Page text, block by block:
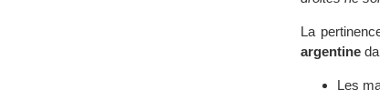
La
argentine
Les